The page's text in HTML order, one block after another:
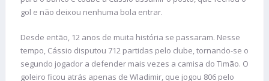
gol e não deixou nenhuma bola entrar.
Desde então, 12 anos de muita história se passaram. Nesse
tempo, Cássio disputou 712 partidas pelo clube, tornando-se o
segundo jogador a defender mais vezes a camisa do Timão. O
goleiro ficou atrás apenas de Wladimir, que jogou 806 pelo